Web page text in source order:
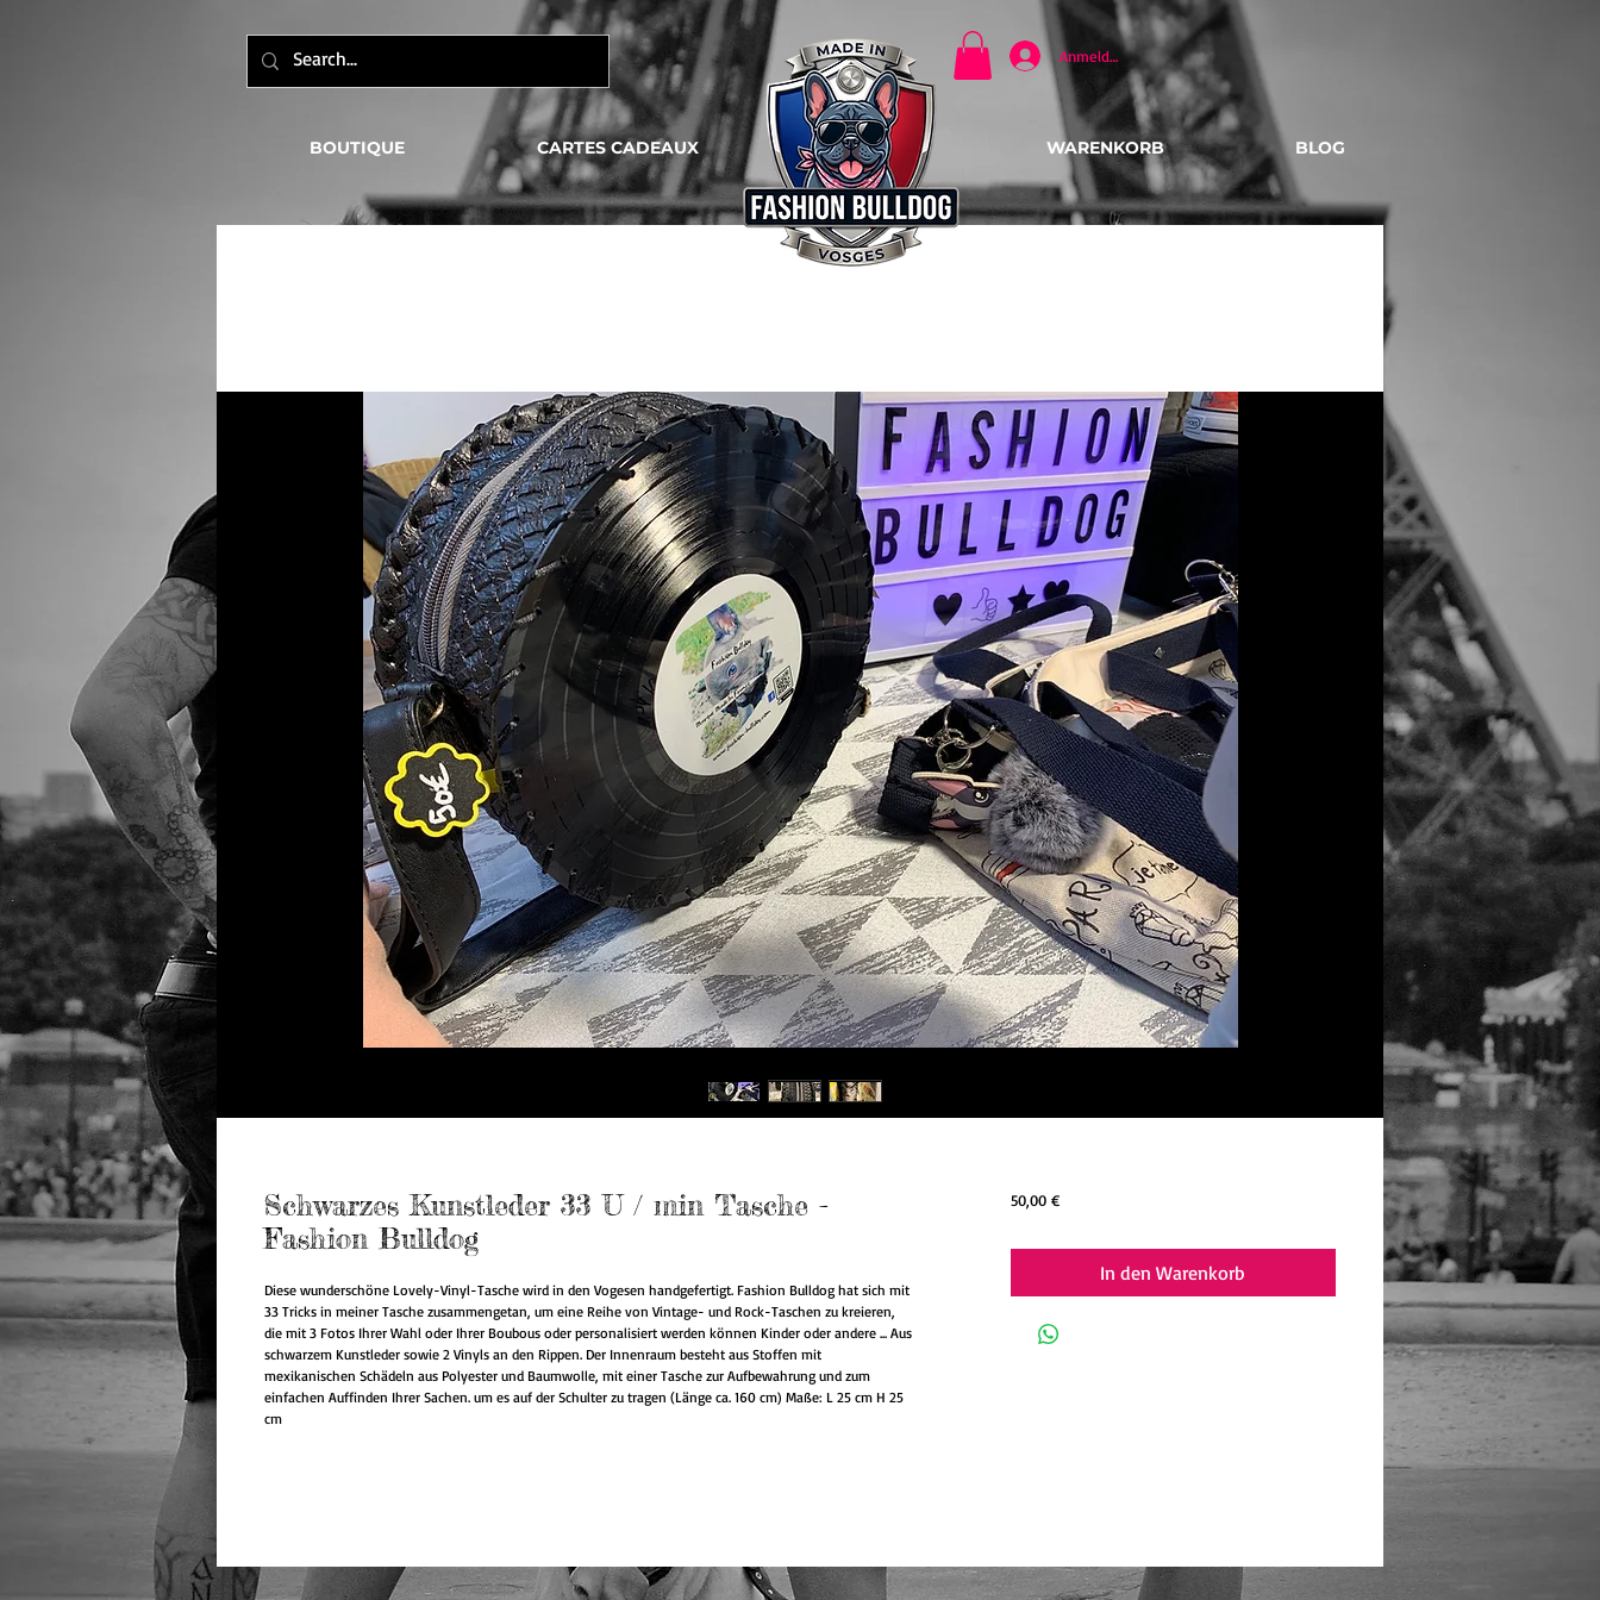
Anmelden
BOUTIQUE CARTES CADEAUX KONTAKT WARENKORB BLOG
Schwarzes Kunstleder 33 U / min Tasche -
Fashion Bulldog
Diese wunderschöne Lovely-Vinyl-Tasche wird in den Vogesen handgefertigt. Fashion Bulldog hat sich mit
33 Tricks in meiner Tasche zusammengetan, um eine Reihe von Vintage- und Rock-Taschen zu kreieren,
die mit 3 Fotos Ihrer Wahl oder Ihrer Boubous oder personalisiert werden können Kinder oder andere ... Aus
schwarzem Kunstleder sowie 2 Vinyls an den Rippen. Der Innenraum besteht aus Stoffen mit
mexikanischen Schädeln aus Polyester und Baumwolle, mit einer Tasche zur Aufbewahrung und zum
einfachen Auffinden Ihrer Sachen. um es auf der Schulter zu tragen (Länge ca. 160 cm) Maße: L 25 cm H 25
cm
50,00 €Preis
In den Warenkorb